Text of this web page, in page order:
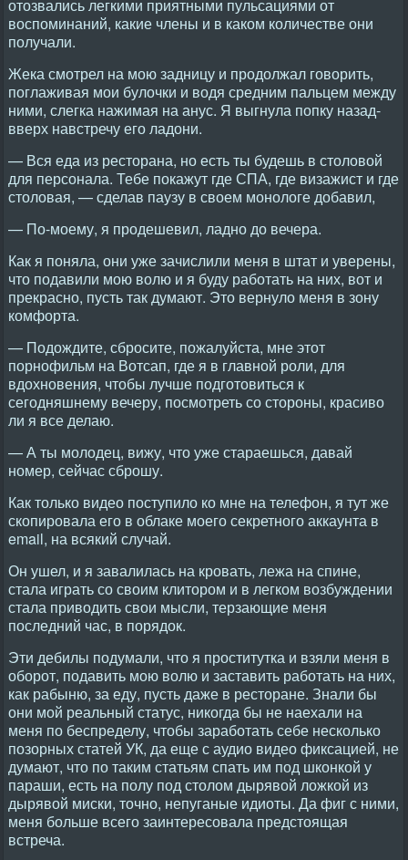
отозвались легкими приятными пульсациями от
воспоминаний, какие члены и в каком количестве они
получали.
Жека смотрел на мою задницу и продолжал говорить,
поглаживая мои булочки и водя средним пальцем между
ними, слегка нажимая на анус. Я выгнула попку назад-
вверх навстречу его ладони.
— Вся еда из ресторана, но есть ты будешь в столовой
для персонала. Тебе покажут где СПА, где визажист и где
столовая, — сделав паузу в своем монологе добавил,
— По-моему, я продешевил, ладно до вечера.
Как я поняла, они уже зачислили меня в штат и уверены,
что подавили мою волю и я буду работать на них, вот и
прекрасно, пусть так думают. Это вернуло меня в зону
комфорта.
— Подождите, сбросите, пожалуйста, мне этот
порнофильм на Вотсап, где я в главной роли, для
вдохновения, чтобы лучше подготовиться к
сегодняшнему вечеру, посмотреть со стороны, красиво
ли я все делаю.
— А ты молодец, вижу, что уже стараешься, давай
номер, сейчас сброшу.
Как только видео поступило ко мне на телефон, я тут же
скопировала его в облаке моего секретного аккаунта в
email, на всякий случай.
Он ушел, и я завалилась на кровать, лежа на спине,
стала играть со своим клитором и в легком возбуждении
стала приводить свои мысли, терзающие меня
последний час, в порядок.
Эти дебилы подумали, что я проститутка и взяли меня в
оборот, подавить мою волю и заставить работать на них,
как рабыню, за еду, пусть даже в ресторане. Знали бы
они мой реальный статус, никогда бы не наехали на
меня по беспределу, чтобы заработать себе несколько
позорных статей УК, да еще с аудио видео фиксацией, не
думают, что по таким статьям спать им под шконкой у
параши, есть на полу под столом дырявой ложкой из
дырявой миски, точно, непуганые идиоты. Да фиг с ними,
меня больше всего заинтересовала предстоящая
встреча.